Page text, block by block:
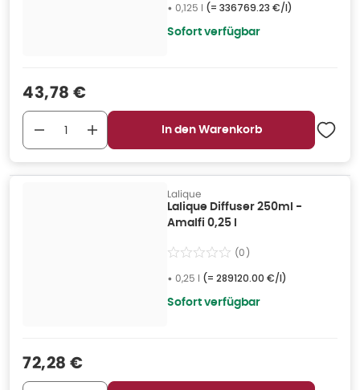
• 0,125 l (= 336769.23 €/l)
Sofort verfügbar
Verkaufspreis
43,78 €
In den Warenkorb
Lalique
Lalique Diffuser 250ml -
Amalfi 0,25 l
(0)
• 0,25 l (= 289120.00 €/l)
Sofort verfügbar
Verkaufspreis
72,28 €